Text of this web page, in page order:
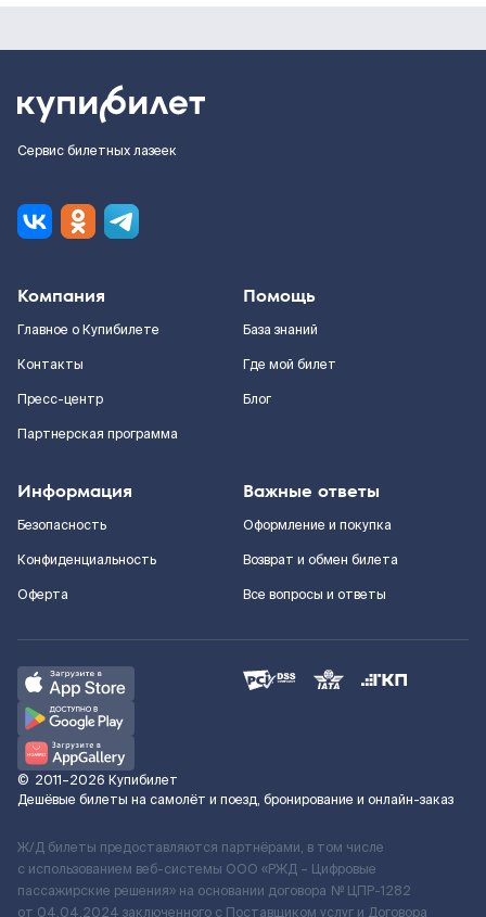
Сервис билетных лазеек
Компания
Главное о Купибилете
Контакты
Пресс-центр
Партнерская программа
Помощь
База знаний
Где мой билет
Блог
Информация
Безопасность
Конфиденциальность
Оферта
Важные ответы
Оформление и покупка
Возврат и обмен билета
Все вопросы и ответы
© 2011–2026 Купибилет
Дешёвые билеты на самолёт и поезд, бронирование и онлайн-заказ
Ж/Д билеты предоставляются партнёрами, в том числе
с использованием веб-системы ООО «РЖД – Цифровые
пассажирские решения» на основании договора № ЦПР-1282
от 04.04.2024 заключенного с Поставщиком услуг и Договора